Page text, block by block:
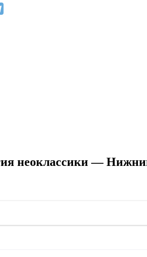
неоклассики —